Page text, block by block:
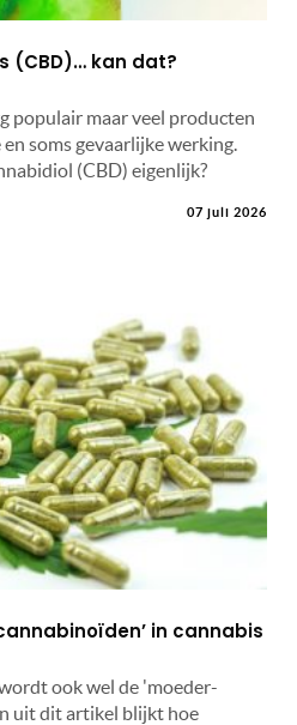
(CBD)… kan dat?
populair maar veel producten
soms gevaarlijke werking.
(CBD) eigenlijk?
07 juli 2026
in cannabis
ook wel de 'moeder-
uit dit artikel blijkt hoe